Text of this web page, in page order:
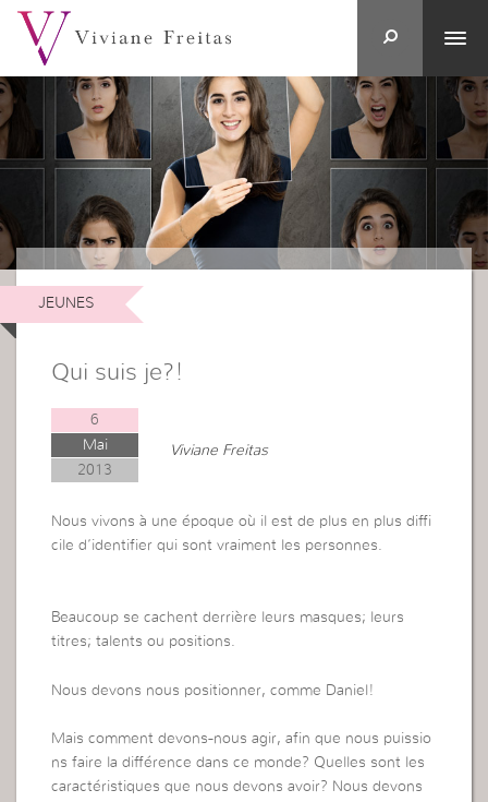
JEUNES
Qui suis je?!
6
Mai
2013
Viviane Freitas
Nous vivons à une époque où il est de plus en plus diffi
cile d’identifier qui sont vraiment les personnes.
Beaucoup se cachent derrière leurs masques; leurs
titres; talents ou positions.
Nous devons nous positionner, comme Daniel!
Mais comment devons-nous agir, afin que nous puissio
ns faire la différence dans ce monde? Quelles sont les
caractéristiques que nous devons avoir? Nous devons